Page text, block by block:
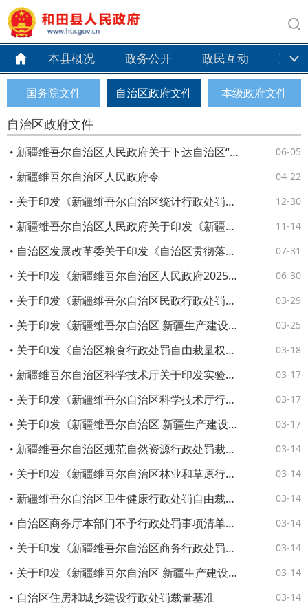
本县概况 政务公开 政民互动 政务
国务院文件 自治区政府文件 本级政府文件
自治区政府文件
新疆维吾尔自治区人民政府关于下达自治区“十五五”期间年森林采伐限额的通知 06-05
新疆维吾尔自治区人民政府令 04-22
关于印发《新疆维吾尔自治区统计行政处罚裁量权基准实施办法（2025版）》的通知 12-30
新疆维吾尔自治区人民政府关于印发《新疆维吾尔自治区车船税实施办法》的通知 11-14
自治区发展改革委关于印发《自治区贯彻落实深化新能源上网电价市场化改革实施方案（试行）》的通知 07-31
关于印发《新疆维吾尔自治区人民政府2025年立法工作计划》的通知 06-30
关于印发《新疆维吾尔自治区民政行政处罚裁量权基准实施办法（试行）》《新疆维吾尔自治区民政行政处罚裁量权基准表》的通知 03-29
关于印发《新疆维吾尔自治区 新疆生产建设兵团交通运输高频行政执法事项减免责清单》的通知 03-25
关于印发《自治区粮食行政处罚自由裁量权基准制度（试行）》《新疆维吾尔自治区粮食行政处罚自由裁量权执行标准（试行）》的通知 03-18
新疆维吾尔自治区科学技术厅关于印发实验动物行政执法减免责清单的通知 03-17
关于印发《新疆维吾尔自治区科学技术厅行政处罚裁量权基准》的通知 03-17
关于印发《新疆维吾尔自治区 新疆生产建设兵团医疗保障基金使用监督管理行政处罚裁量基准》的通知 03-17
新疆维吾尔自治区规范自然资源行政处罚裁量权办法 03-14
关于印发《新疆维吾尔自治区林业和草原行政处罚裁量权适用办法》等三个文件的通知 03-14
新疆维吾尔自治区卫生健康行政处罚自由裁量基准 03-14
自治区商务厅本部门不予行政处罚事项清单、从轻行政处罚事项清单、减轻行政处罚事项清单 03-14
关于印发《新疆维吾尔自治区商务行政处罚裁量权基准适用规定》和《新疆维吾尔自治区商务行政处罚裁量权基准》的通知 03-14
关于印发《新疆维吾尔自治区 新疆生产建设兵团教育行政处罚裁量权适用办法》《新疆维吾尔自治区 新疆生产建设兵团教育行政处罚裁量权基准》 03-14
自治区住房和城乡建设行政处罚裁量基准 03-14